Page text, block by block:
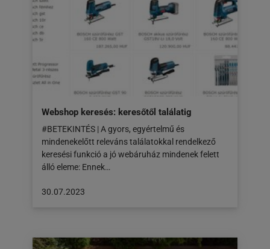
meg:
31.07.2023
Webshop keresés: keresőtől találatig
#BETEKINTÉS | A gyors, egyértelmű és
mindenekelőtt releváns találatokkal rendelkező
keresési funkció a jó webáruház mindenek felett
álló eleme: Ennek…
A
honlapon
30.07.2023